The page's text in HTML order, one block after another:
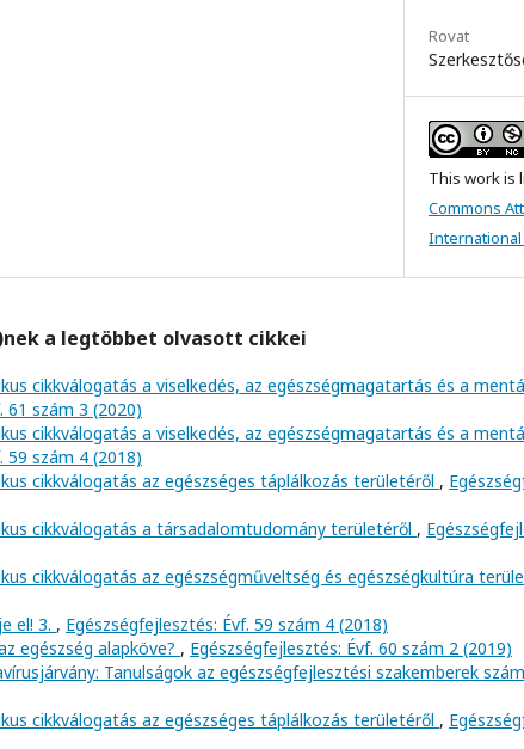
Rovat
This work is
Commons
International
a legtöbbet olvasott cikkei
cikkválogatás a viselkedés, az egészségmagatartás és a
61 szám 3 (2020)
cikkválogatás a viselkedés, az egészségmagatartás és a
59 szám 4 (2018)
cikkválogatás az egészséges táplálkozás területéről ,
cikkválogatás a társadalomtudomány területéről ,
cikkválogatás az egészségműveltség és egészségkultúra
el! 3. , Egészségfejlesztés: Évf. 59 szám 4 (2018)
egészség alapköve? , Egészségfejlesztés: Évf. 60 szám 2 (2019)
Tanulságok az egészségfejlesztési szakemberek
cikkválogatás az egészséges táplálkozás területéről ,